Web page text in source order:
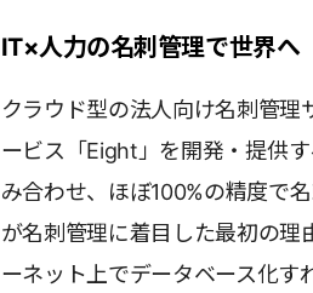
IT×人力の名刺管理で世界へ
クラウド型の法人向け名刺管
ービス「Eight」を開発・提供
み合わせ、ほぼ100%の精度で
が名刺管理に着目した最初の理
ーネット上でデータベース化す